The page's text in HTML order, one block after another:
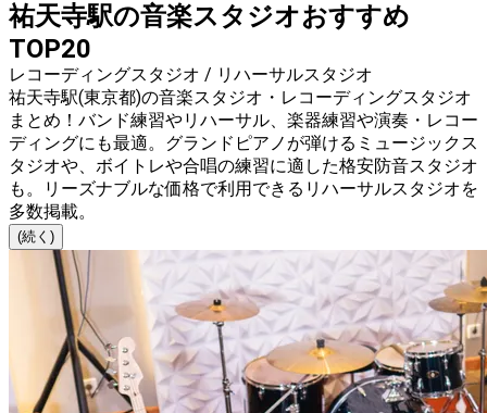
祐天寺駅の音楽スタジオおすすめ
TOP20
レコーディングスタジオ / リハーサルスタジオ
祐天寺駅(東京都)の音楽スタジオ・レコーディングスタジオ
まとめ！バンド練習やリハーサル、楽器練習や演奏・レコー
ディングにも最適。グランドピアノが弾けるミュージックス
タジオや、ボイトレや合唱の練習に適した格安防音スタジオ
も。リーズナブルな価格で利用できるリハーサルスタジオを
多数掲載。
(続く)